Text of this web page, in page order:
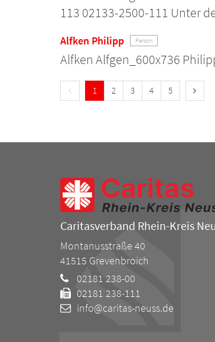
113 02133-2500-111 Unter
Alfken Philipp Person
Alfken Alfgen_600x736
Vorherige Seite
1 2 3 4 5
Caritasverband Rhein-Kreis
Montanusstraße 40
41515 Grevenbroich
02181 238-00
02181 238-111
info@caritas-neuss.de